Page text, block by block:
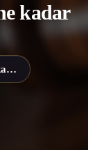
kadar
tanıma tenfiz ne kadar sürer